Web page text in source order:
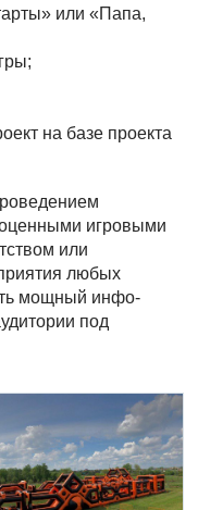
или «Папа,
на базе проекта
игровыми
или
любых
мощный инфо-
под